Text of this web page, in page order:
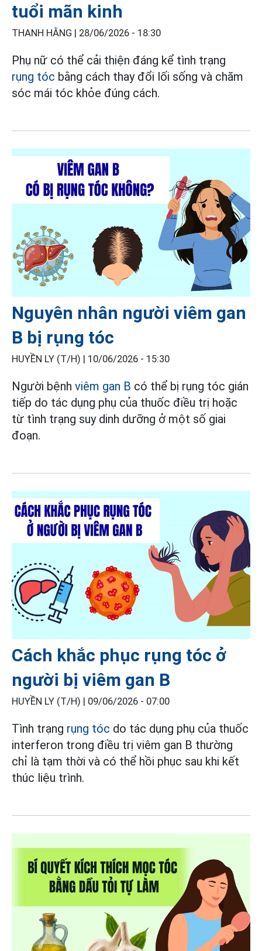
tuổi mãn kinh
THANH HẰNG | 28/06/2026 - 18:30
Phụ nữ có thể cải thiện đáng kể tình trạng
rụng tóc bằng cách thay đổi lối sống và chăm
sóc mái tóc khỏe đúng cách.
Nguyên nhân người viêm gan
B bị rụng tóc
HUYỀN LY (T/H) | 10/06/2026 - 15:30
Người bệnh viêm gan B có thể bị rụng tóc gián
tiếp do tác dụng phụ của thuốc điều trị hoặc
từ tình trạng suy dinh dưỡng ở một số giai
đoạn.
Cách khắc phục rụng tóc ở
người bị viêm gan B
HUYỀN LY (T/H) | 09/06/2026 - 07:00
Tình trạng rụng tóc do tác dụng phụ của thuốc
interferon trong điều trị viêm gan B thường
chỉ là tạm thời và có thể hồi phục sau khi kết
thúc liệu trình.